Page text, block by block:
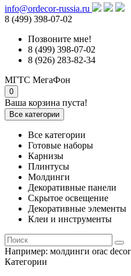
info@ordecor-russia.ru
8 (499) 398-07-02
Позвоните мне!
8 (499) 398-07-02
8 (926) 283-82-34
МГТС МегаФон
0
Ваша корзина пуста!
Все категории
Все категории
Готовые наборы
Карнизы
Плинтусы
Молдинги
Декоративные панели
Скрытое освещение
Декоративные элементы
Клеи и инструменты
Например: молдинги orac decor
Категории